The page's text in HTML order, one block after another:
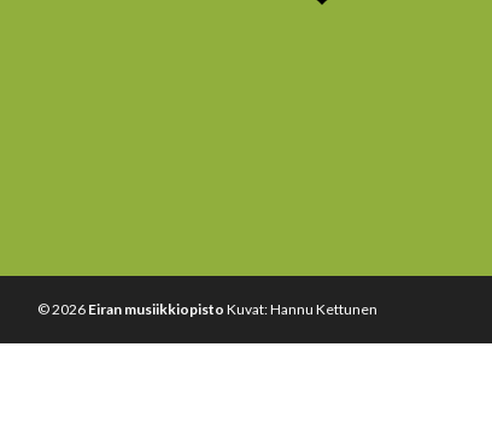
© 2026 Eiran musiikkiopisto Kuvat: Hannu Kettunen